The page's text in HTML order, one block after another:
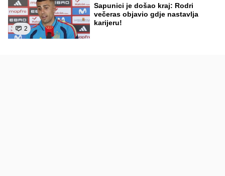
2
Sapunici je došao kraj: Rodri
večeras objavio gdje nastavlja
karijeru!